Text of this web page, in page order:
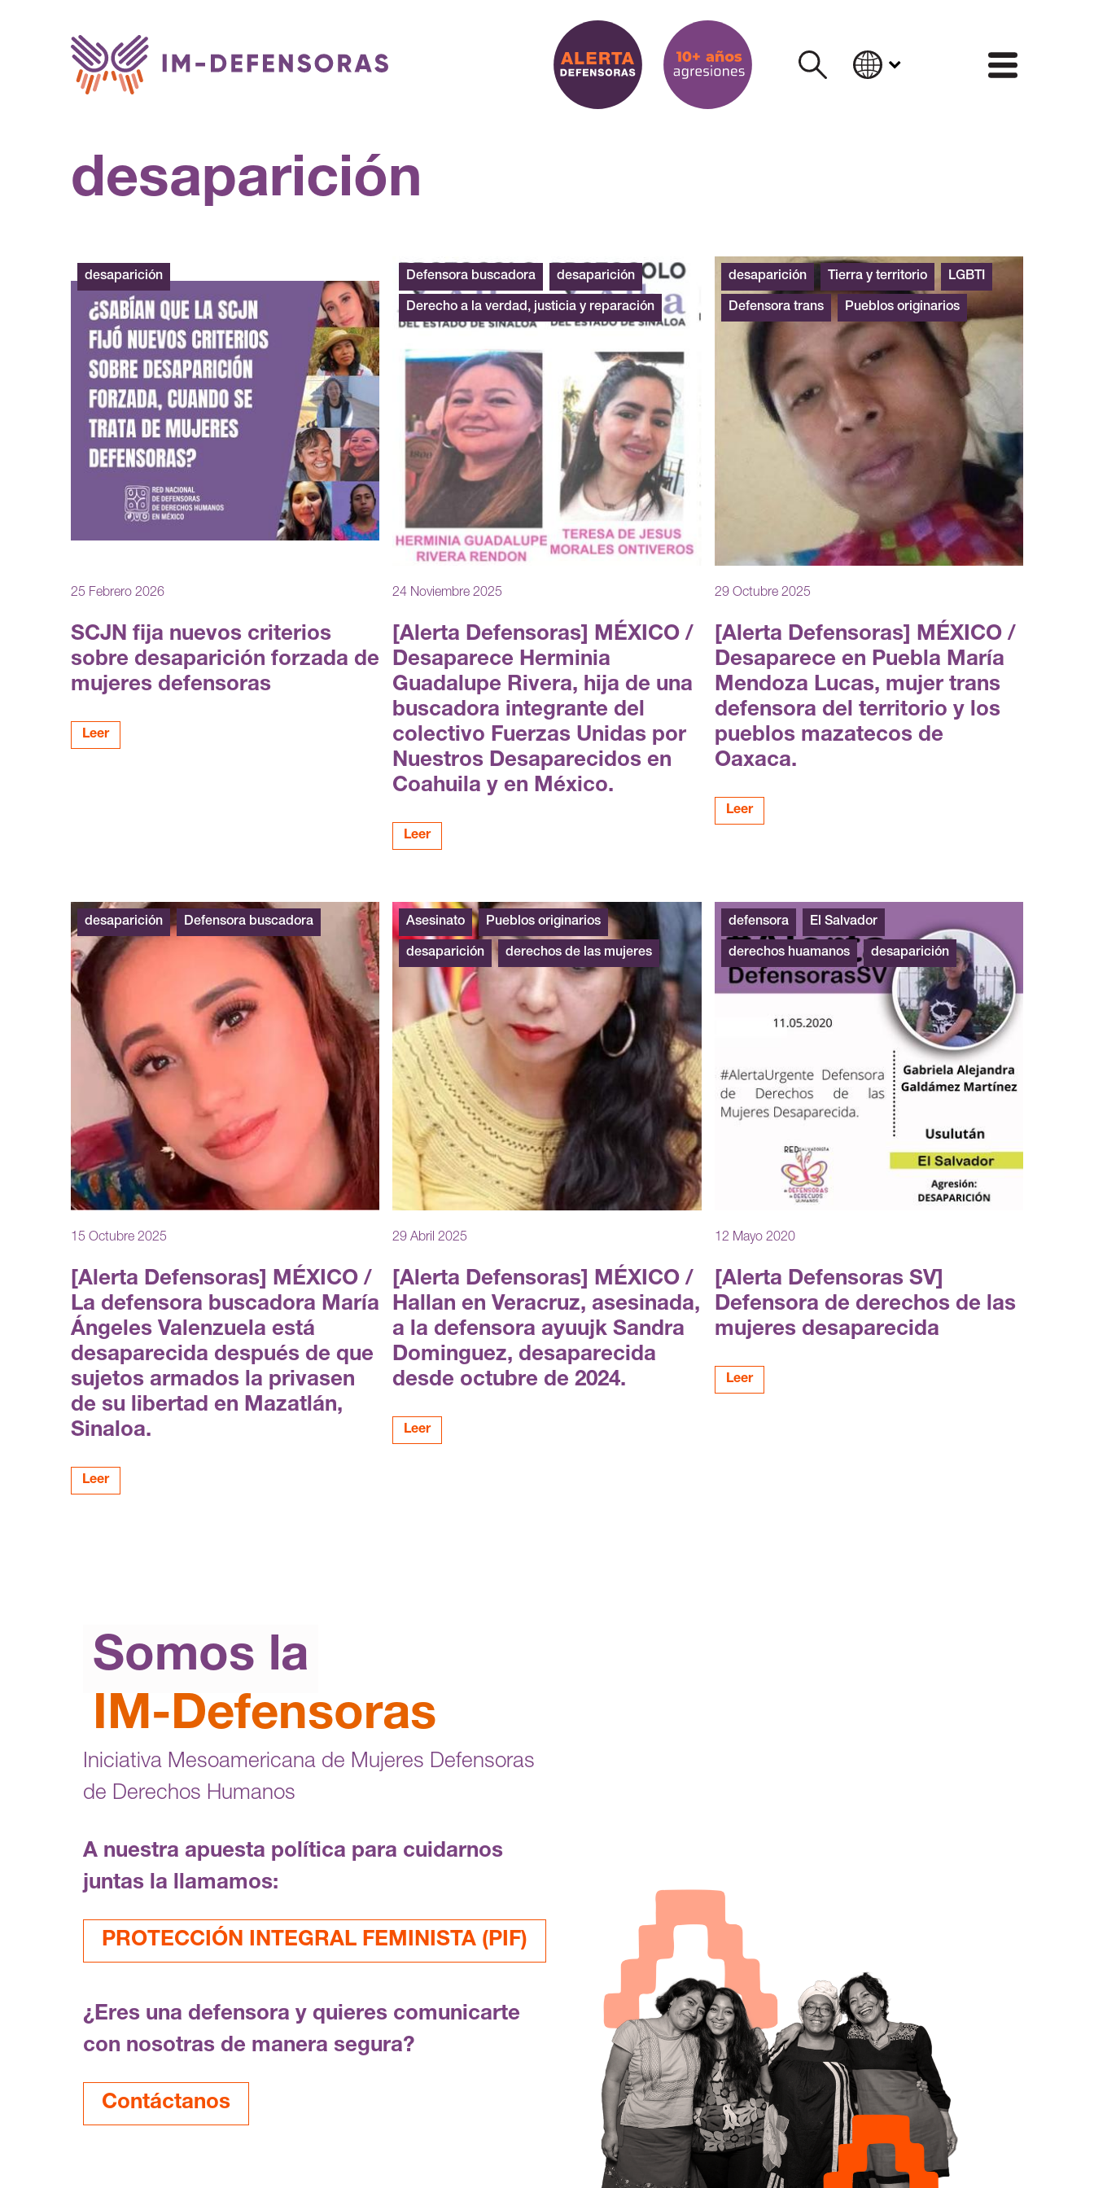
desaparición
25 Febrero 2026
SCJN fija nuevos criterios
sobre desaparición forzada de
mujeres defensoras
Leer
desaparición
24 Noviembre 2025
[Alerta Defensoras] MÉXICO /
Desaparece Herminia
Guadalupe Rivera, hija de una
buscadora integrante del
colectivo Fuerzas Unidas por
Nuestros Desaparecidos en
Coahuila y en México.
Leer
Defensora buscadora desaparición
Derecho a la verdad, justicia y reparación
29 Octubre 2025
[Alerta Defensoras] MÉXICO /
Desaparece en Puebla María
Mendoza Lucas, mujer trans
defensora del territorio y los
pueblos mazatecos de
Oaxaca.
Leer
desaparición Tierra y territorio LGBTI
Defensora trans Pueblos originarios
15 Octubre 2025
[Alerta Defensoras] MÉXICO /
La defensora buscadora María
Ángeles Valenzuela está
desaparecida después de que
sujetos armados la privasen
de su libertad en Mazatlán,
Sinaloa.
Leer
desaparición Defensora buscadora
29 Abril 2025
[Alerta Defensoras] MÉXICO /
Hallan en Veracruz, asesinada,
a la defensora ayuujk Sandra
Dominguez, desaparecida
desde octubre de 2024.
Leer
Asesinato Pueblos originarios
desaparición derechos de las mujeres
12 Mayo 2020
[Alerta Defensoras SV]
Defensora de derechos de las
mujeres desaparecida
Leer
defensora El Salvador
derechos huamanos desaparición
Somos la
IM-Defensoras
Iniciativa Mesoamericana de Mujeres Defensoras
de Derechos Humanos
A nuestra apuesta política para cuidarnos
juntas la llamamos:
PROTECCIÓN INTEGRAL FEMINISTA (PIF)
¿Eres una defensora y quieres comunicarte
con nosotras de manera segura?
Contáctanos